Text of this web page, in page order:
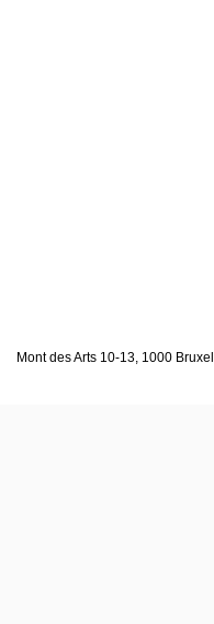
Mont des Arts 10-13, 1000